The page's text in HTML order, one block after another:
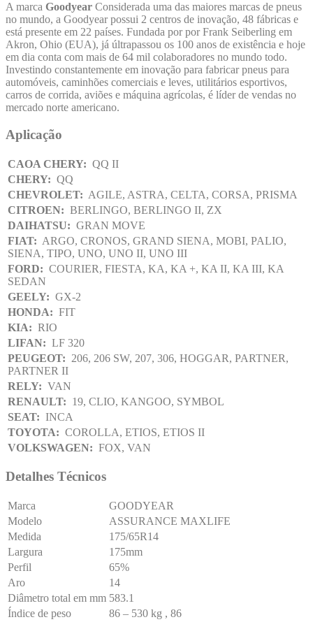
A marca Goodyear Considerada uma das maiores marcas de pneus
no mundo, a Goodyear possui 2 centros de inovação, 48 fábricas e
está presente em 22 países. Fundada por por Frank Seiberling em
Akron, Ohio (EUA), já últrapassou os 100 anos de existência e hoje
em dia conta com mais de 64 mil colaboradores no mundo todo.
Investindo constantemente em inovação para fabricar pneus para
automóveis, caminhões comerciais e leves, utilitários esportivos,
carros de corrida, aviões e máquina agrícolas, é líder de vendas no
mercado norte americano.
Aplicação
CAOA CHERY: QQ II
CHERY: QQ
CHEVROLET: AGILE, ASTRA, CELTA, CORSA, PRISMA
CITROEN: BERLINGO, BERLINGO II, ZX
DAIHATSU: GRAN MOVE
FIAT: ARGO, CRONOS, GRAND SIENA, MOBI, PALIO,
SIENA, TIPO, UNO, UNO II, UNO III
FORD: COURIER, FIESTA, KA, KA +, KA II, KA III, KA
SEDAN
GEELY: GX-2
HONDA: FIT
KIA: RIO
LIFAN: LF 320
PEUGEOT: 206, 206 SW, 207, 306, HOGGAR, PARTNER,
PARTNER II
RELY: VAN
RENAULT: 19, CLIO, KANGOO, SYMBOL
SEAT: INCA
TOYOTA: COROLLA, ETIOS, ETIOS II
VOLKSWAGEN: FOX, VAN
Detalhes Técnicos
Marca
GOODYEAR
Modelo
ASSURANCE MAXLIFE
Medida
175/65R14
Largura
175mm
Perfil
65%
Aro
14
Diâmetro total em mm 583.1
Índice de peso
86 – 530 kg , 86